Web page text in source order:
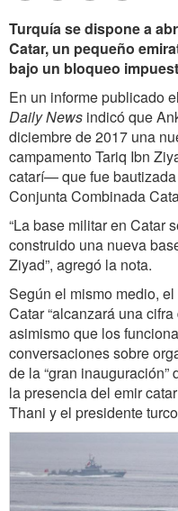
Turquía se dispone a
Catar, un pequeño
bajo un bloqueo
En un informe publicado
Daily News indicó que
diciembre de 2017 una
campamento Tariq Ibn
catarí— que fue
Conjunta Combinada
“La base militar en Catar
construido una nueva
Ziyad”, agregó la nota.
Según el mismo medio,
Catar “alcanzará una
asimismo que los
conversaciones sobre
de la “gran
la presencia del emir
Thani y el presidente